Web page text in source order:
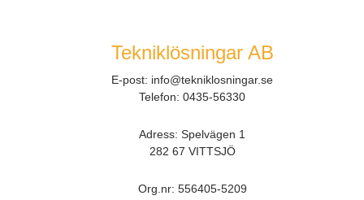
Tekniklösningar AB
E-post: info@tekniklosningar.se
Telefon: 0435-56330
Adress: Spelvägen 1
282 67 VITTSJÖ
Org.nr: 556405-5209